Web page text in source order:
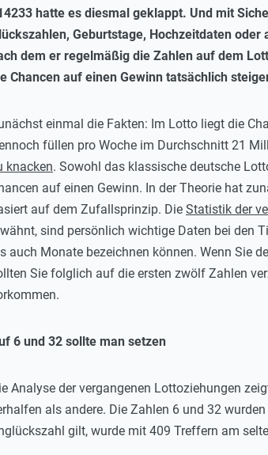
hatte es diesmal geklappt. Und mit
Geburtstage, Hochzeitdaten
dem er regelmäßig die Zahlen auf dem
Chancen auf einen Gewinn tatsächlich
einmal die Fakten: Im Lotto liegt die
füllen pro Woche im Durchschnitt 21
knacken. Sowohl das klassische deutsche
auf einen Gewinn. In der Theorie hat
auf dem Zufallsprinzip. Die Statistik der
sind persönlich wichtige Daten bei den
auch Monate bezeichnen können. Wenn Sie
Sie folglich auf die ersten zwölf Zahlen
6 und 32 sollte man setzen
Analyse der vergangenen Lottoziehungen
als andere. Die Zahlen 6 und 32
gilt, wurde mit 409 Treffern am